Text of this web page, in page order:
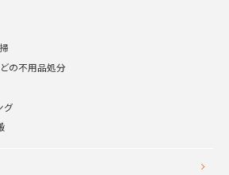
の不用品処分
グ